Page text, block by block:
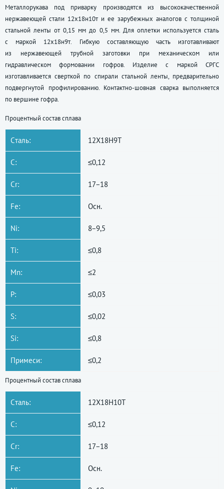
Металлорукава под приварку производятся из высококачественной
нержавеющей стали 12x18н10т и ее зарубежных аналогов с толщиной
стальной ленты от 0,15 мм до 0,5 мм. Для оплетки используется сталь
с маркой 12x18н9т. Гибкую составляющую часть изготавливают
из нержавеющей трубной заготовки при механическом или
гидравлическом формовании гофров. Изделие с маркой СРГС
изготавливается сверткой по спирали стальной ленты, предварительно
подвергнутой профилированию. Контактно-шовная сварка выполняется
по вершине гофра.
Процентный состав сплава
Cталь: 12Х18Н9Т
C: ≤0,12
Cr: 17−18
Fe: Осн.
Ni: 8−9,5
Ti: ≤0,8
Mn: ≤2
P: ≤0,03
S: ≤0,02
Si: ≤0,8
Примеси: ≤0,2
Процентный состав сплава
Cталь: 12Х18Н10Т
C: ≤0,12
Cr: 17−18
Fe: Осн.